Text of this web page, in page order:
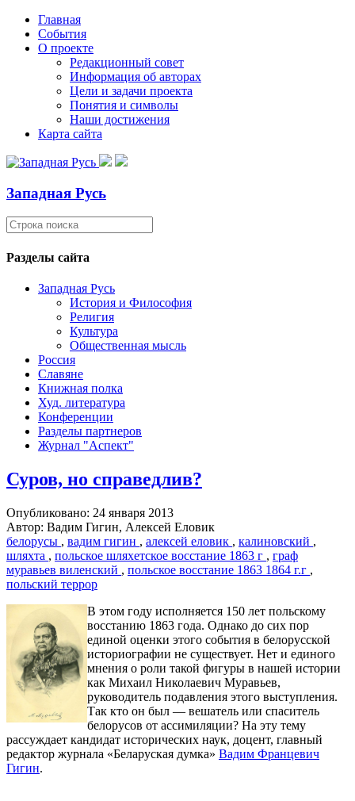
Главная
События
О проекте
Редакционный совет
Информация об авторах
Цели и задачи проекта
Понятия и символы
Наши достижения
Карта сайта
Западная Русь
Разделы сайта
Западная Русь
История и Философия
Религия
Культура
Общественная мысль
Россия
Славяне
Книжная полка
Худ. литература
Конференции
Разделы партнеров
Журнал "Аспект"
Суров, но справедлив?
Опубликовано: 24 января 2013
Автор: Вадим Гигин, Алексей Еловик
белорусы , вадим гигин , алексей еловик , калиновский ,
шляхта , польское шляхетское восстание 1863 г , граф
муравьев виленский , польское восстание 1863 1864 г.г ,
польский террор
В этом году исполняется 150 лет польскому
восстанию 1863 года. Однако до сих пор
единой оценки этого события в белорусской
историографии не существует. Нет и единого
мнения о роли такой фигуры в нашей истории
как Михаил Николаевич Муравьев,
руководитель подавления этого выступления.
Так кто он был — вешатель или спаситель
белорусов от ассимиляции? На эту тему
рассуждает кандидат исторических наук, доцент, главный
редактор журнала «Беларуская думка» Вадим Францевич
Гигин.